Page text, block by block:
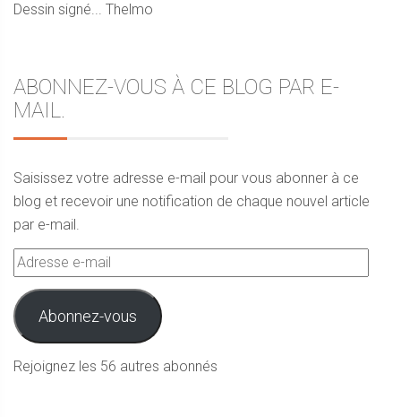
Dessin signé... Thelmo
ABONNEZ-VOUS À CE BLOG PAR E-
MAIL.
Saisissez votre adresse e-mail pour vous abonner à ce
blog et recevoir une notification de chaque nouvel article
par e-mail.
Adresse
e-
mail
Abonnez-vous
Rejoignez les 56 autres abonnés